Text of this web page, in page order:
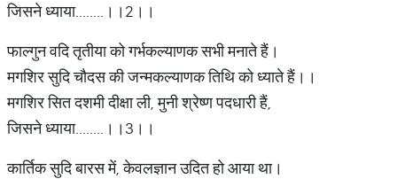
जिसने ध्याया........।।2।।
फाल्गुन वदि तृतीया को गर्भकल्याणक सभी मनाते हैं।
मगशिर सुदि चौदस की जन्मकल्याणक तिथि को ध्याते हैं।।
मगशिर सित दशमी दीक्षा ली, मुनी श्रेष्ण पदधारी हैं,
जिसने ध्याया........।।3।।
कार्तिक सुदि बारस में, केवलज्ञान उदित हो आया था।